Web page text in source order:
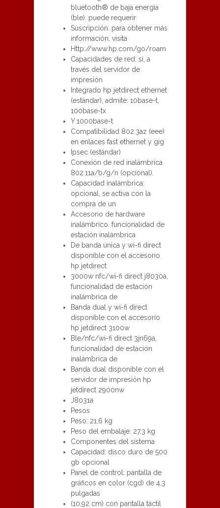
bluetooth® de baja energìa
(ble). puede requerir
Suscripción. para obtener más
información, visita
Http://www.hp.com/go/roam
Capacidades de red: sì, a
través del servidor de
impresión
Integrado hp jetdirect ethernet
(estándar), admite: 10base-t,
100base-tx
Y 1000base-t
Compatibilidad 802.3az (eee)
en enlaces fast ethernet y gig
Ipsec (estándar)
Conexión de red inalámbrica
802.11a/b/g/n (opcional).
Capacidad inalámbrica:
opcional, se activa con la
compra de un
Accesorio de hardware
inalámbrico. funcionalidad de
estación inalámbrica
De banda única y wi-fi direct
disponible con el accesorio
hp jetdirect
3000w nfc/wi-fi direct j8030a,
funcionalidad de estación
inalámbrica de
Banda dual y wi-fi direct
disponible con el accesorio
hp jetdirect 3100w
Ble/nfc/wi-fi direct 3jn69a,
funcionalidad de estación
inalámbrica de
Banda dual disponible con el
servidor de impresión hp
jetdirect 2900nw
J8031a
Pesos
Peso: 21,6 kg
Peso del embalaje: 27,3 kg
Componentes del sistema
Capacidad: disco duro de 500
gb opcional
Panel de control: pantalla de
gráficos en color (cgd) de 4,3
pulgadas
(10,92 cm) con pantalla táctil